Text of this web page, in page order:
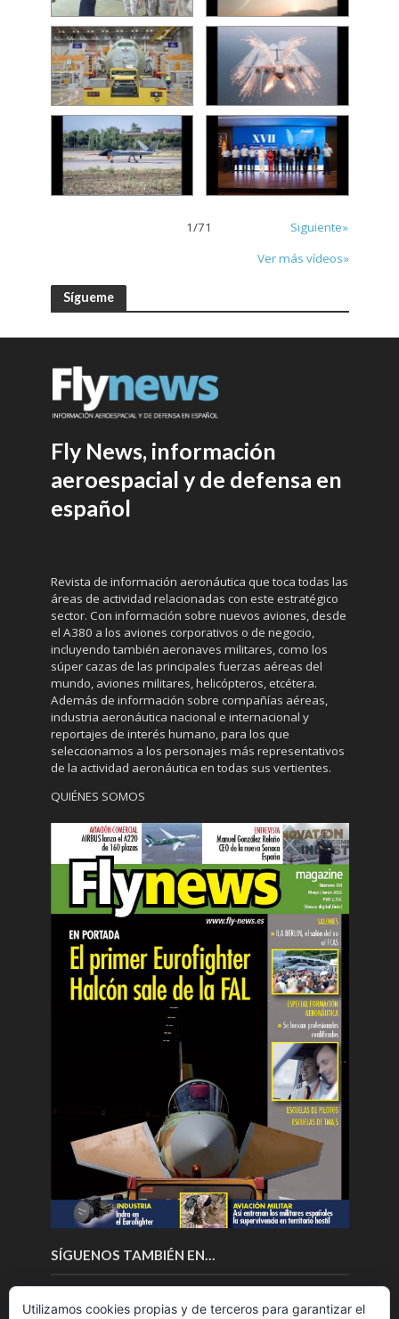
1/71
Siguiente»
Ver más vídeos»
Sígueme
Fly News, información
aeroespacial y de defensa en
español
Revista de información aeronáutica que toca todas las
áreas de actividad relacionadas con este estratégico
sector. Con información sobre nuevos aviones, desde
el A380 a los aviones corporativos o de negocio,
incluyendo también aeronaves militares, como los
súper cazas de las principales fuerzas aéreas del
mundo, aviones militares, helicópteros, etcétera.
Además de información sobre compañías aéreas,
industria aeronáutica nacional e internacional y
reportajes de interés humano, para los que
seleccionamos a los personajes más representativos
de la actividad aeronáutica en todas sus vertientes.
QUIÉNES SOMOS
SÍGUENOS TAMBIÉN EN…
Utilizamos cookies propias y de terceros para garantizar el